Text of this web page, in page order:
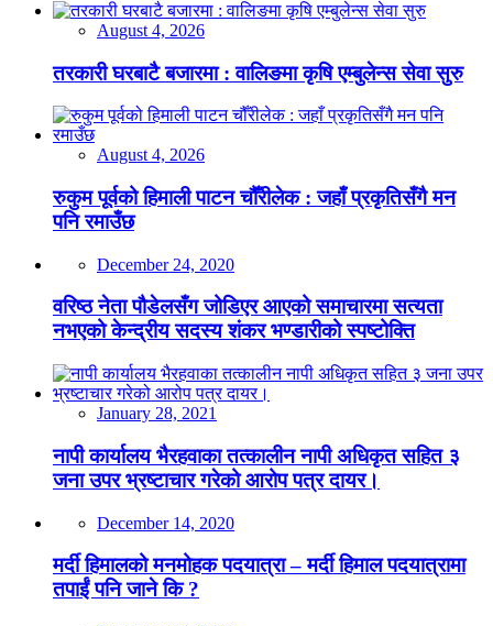
August 4, 2026
तरकारी घरबाटै बजारमा : वालिङमा कृषि एम्बुलेन्स सेवा सुरु
August 4, 2026
रुकुम पूर्वको हिमाली पाटन चौँरीलेक : जहाँ प्रकृतिसँगै मन
पनि रमाउँछ
December 24, 2020
वरिष्ठ नेता पौडेलसँग जोडिएर आएको समाचारमा सत्यता
नभएको केन्द्रीय सदस्य शंकर भण्डारीको स्पष्टोक्ति
January 28, 2021
नापी कार्यालय भैरहवाका तत्कालीन नापी अधिकृत सहित ३
जना उपर भ्रष्टाचार गरेको आरोप पत्र दायर।
December 14, 2020
मर्दी हिमालको मनमोहक पदयात्रा – मर्दी हिमाल पदयात्रामा
तपाईं पनि जाने कि ?